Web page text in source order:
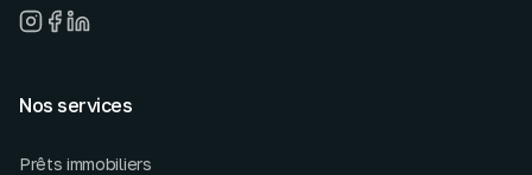
Nos services
Prêts immobiliers